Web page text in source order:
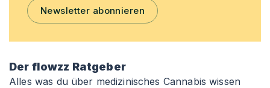
Newsletter abonnieren
Der flowzz Ratgeber
Alles was du über medizinisches Cannabis wissen